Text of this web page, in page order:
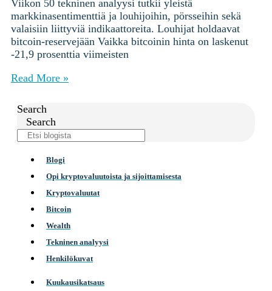
Viikon 50 tekninen analyysi tutkii yleistä
markkinasentimenttiä ja louhijoihin, pörsseihin sekä
valaisiin liittyviä indikaattoreita. Louhijat holdaavat
bitcoin-reservejään Vaikka bitcoinin hinta on laskenut
-21,9 prosenttia viimeisten
Read More »
Search
Search
Blogi
Opi kryptovaluutoista ja sijoittamisesta
Kryptovaluutat
Bitcoin
Wealth
Tekninen analyysi
Henkilökuvat
Kuukausikatsaus